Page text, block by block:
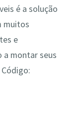
é a solução
muitos
e
a montar seus